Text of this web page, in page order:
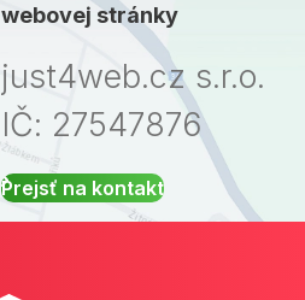
webovej stránky
just4web.cz s.r.o.
IČ: 27547876
Prejsť na kontakt